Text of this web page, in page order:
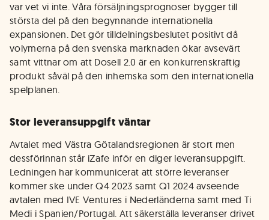
var vet vi inte. Våra försäljningsprognoser bygger till
största del på den begynnande internationella
expansionen. Det gör tilldelningsbeslutet positivt då
volymerna på den svenska marknaden ökar avsevärt
samt vittnar om att Dosell 2.0 är en konkurrenskraftig
produkt såväl på den inhemska som den internationella
spelplanen.
Stor leveransuppgift väntar
Avtalet med Västra Götalandsregionen är stort men
dessförinnan står iZafe inför en diger leveransuppgift.
Ledningen har kommunicerat att större leveranser
kommer ske under Q4 2023 samt Q1 2024 avseende
avtalen med IVE Ventures i Nederländerna samt med Ti
Medi i Spanien/Portugal. Att säkerställa leveranser drivet